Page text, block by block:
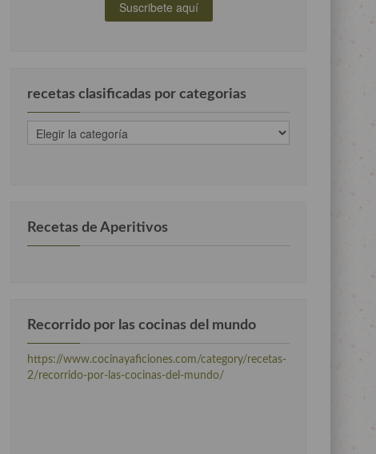
recetas clasificadas por categorias
recetas
clasificadas
Recetas de Aperitivos
Recorrido por las cocinas del mundo
https://www.cocinayaficiones.com/category/recetas-
2/recorrido-por-las-cocinas-del-mundo/